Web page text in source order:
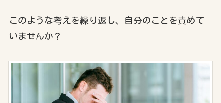
このような考えを繰り返し、自分のことを責めて
いませんか？